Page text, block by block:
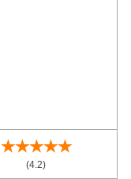
★★★★★
(4.2)